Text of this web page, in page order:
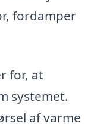
fordamper
for, at
systemet.
af varme